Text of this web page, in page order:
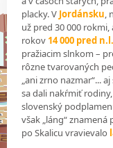
placky. V Jordánsku,
už pred 30 000
rokov 14 000 pred n.l.
pražiacim slnkom –
rôzne tvarovaných
„ani zrno nazmar“...
sa dali nakŕmiť
slovenský
však „láng“
po Skalicu vravievalo